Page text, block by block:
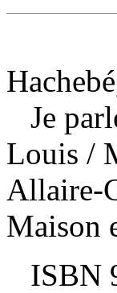
Je
Louis /
Allaire-
Maison
ISBN